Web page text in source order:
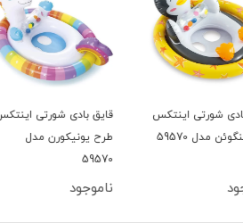
شورتی اینتکس
مدل 59570
قایق بادی شورتی اینتکس
طرح یونیکورن مدل
59570
ناموجود